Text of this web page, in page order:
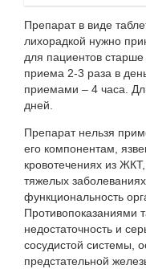
Препарат в виде
лихорадкой нужно
для пациентов старше
приема 2-3 раза в
приемами – 4 часа.
дней.
Препарат нельзя
его компонентам,
кровотечениях из
тяжелых
функциональность
Противопоказаниями
недостаточность и
сосудистой системы,
предстательной